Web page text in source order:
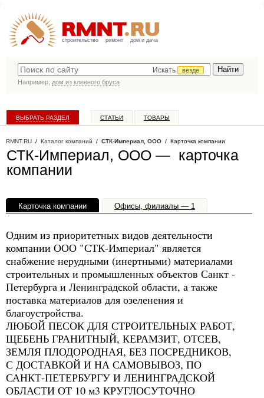
строительство ремонт дом и дача
Искать
везде
Например, дом из клееного бруса
ВЫБРАТЬ РАЗДЕЛ СТАТЬИ ТОВАРЫ
RMNT.RU / Каталог компаний / СТК-Империал, ООО / Карточка компании
СТК-Империал, ООО — карточка
компании
Карточка компании Офисы, филиалы — 1
Одним из приоритетных видов деятельности
компании ООО "СТК-Империал" является
снабжение нерудными (инертными) материалами
строительных и промышленных объектов Санкт -
Петербурга и Ленинградской области, а также
поставка материалов для озеленения и
благоустройства.
ЛЮБОЙ ПЕСОК ДЛЯ СТРОИТЕЛЬНЫХ РАБОТ,
ЩЕБЕНЬ ГРАНИТНЫЙ, КЕРАМЗИТ, ОТСЕВ,
ЗЕМЛЯ ПЛОДОРОДНАЯ, БЕЗ ПОСРЕДНИКОВ,
С ДОСТАВКОЙ И НА САМОВЫВОЗ, ПО
САНКТ-ПЕТЕРБУРГУ И ЛЕНИНГРАДСКОЙ
ОБЛАСТИ ОТ 10 м3 КРУГЛОСУТОЧНО